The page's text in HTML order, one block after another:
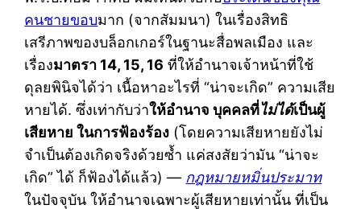
คนชายขอบมาก (จากสัมมนา) ในเรื่องสิทธิ
เสรีภาพของบล็อกเกอร์ในฐานะสื่อพลเมือง และ
เรื่องมาตรา 14, 15, 16 ที่ให้อำนาจเจ้าหน้าที่ใช้
ดุลยพินิจได้ว่า เนื้อหาอะไรที่ “น่าจะเกิด” ความเสีย
หายได้. ซึ่งเท่ากับว่าให้อำนาจ บุคคลที่ไม่ได้เป็นผู้
เสียหาย ในการฟ้องร้อง (โดยความเสียหายยังไม่
จำเป็นต้องเกิดจริงด้วยซ้ำ แค่สงสัยว่ามัน “น่าจะ
เกิด” ได้ ก็ฟ้องได้แล้ว) — กฎหมายหมิ่นประมาท
ในปัจจุบัน ให้อำนาจเฉพาะผู้เสียหายเท่านั้น ที่เป็น